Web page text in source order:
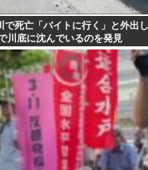
で死亡「バイトに行く」と外出
川底に沈んでいるのを発見